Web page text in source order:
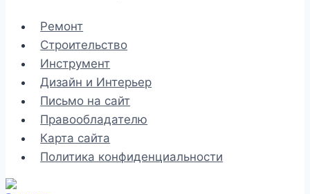
Ремонт
Строительство
Инструмент
Дизайн и Интерьер
Письмо на сайт
Правообладателю
Карта сайта
Политика конфиденциальности